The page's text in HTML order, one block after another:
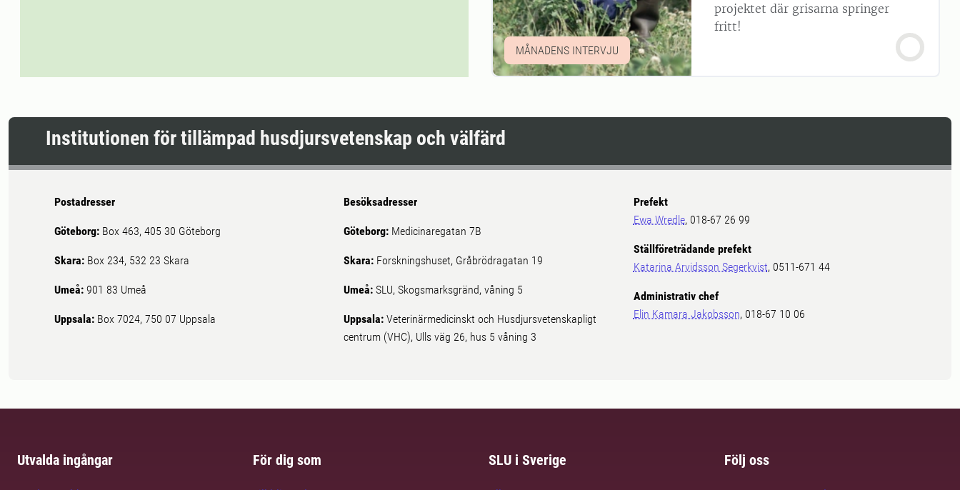
MÅNADENS INTERVJU
projektet där grisarna springer
fritt!
Institutionen för tillämpad husdjursvetenskap och välfärd
Postadresser
Göteborg: Box 463, 405 30 Göteborg
Skara: Box 234, 532 23 Skara
Umeå: 901 83 Umeå
Uppsala: Box 7024, 750 07 Uppsala
Besöksadresser
Göteborg: Medicinaregatan 7B
Skara: Forskningshuset, Gråbrödragatan 19
Umeå:SLU, Skogsmarksgränd, våning 5
Uppsala: Veterinärmedicinskt och Husdjursvetenskapligt
centrum (VHC), Ulls väg 26, hus 5 våning 3
Prefekt
Ewa Wredle, 018-67 26 99
Ställföreträdande prefekt
Katarina Arvidsson Segerkvist, 0511-671 44
Administrativ chef
Elin Kamara Jakobsson, 018-67 10 06
Utvalda ingångar För dig som SLU i Sverige Följ oss